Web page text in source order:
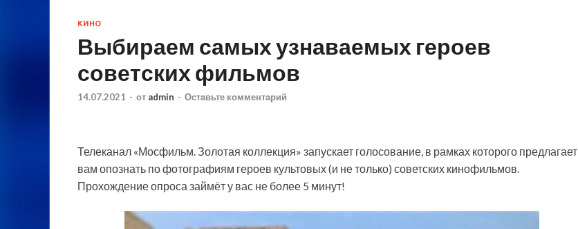
КИНО
Выбираем самых узнаваемых героев
советских фильмов
14.07.2021 - от admin - Оставьте комментарий
Телеканал «Мосфильм. Золотая коллекция» запускает голосование, в рамках которого предлагает
вам опознать по фотографиям героев культовых (и не только) советских кинофильмов.
Прохождение опроса займёт у вас не более 5 минут!